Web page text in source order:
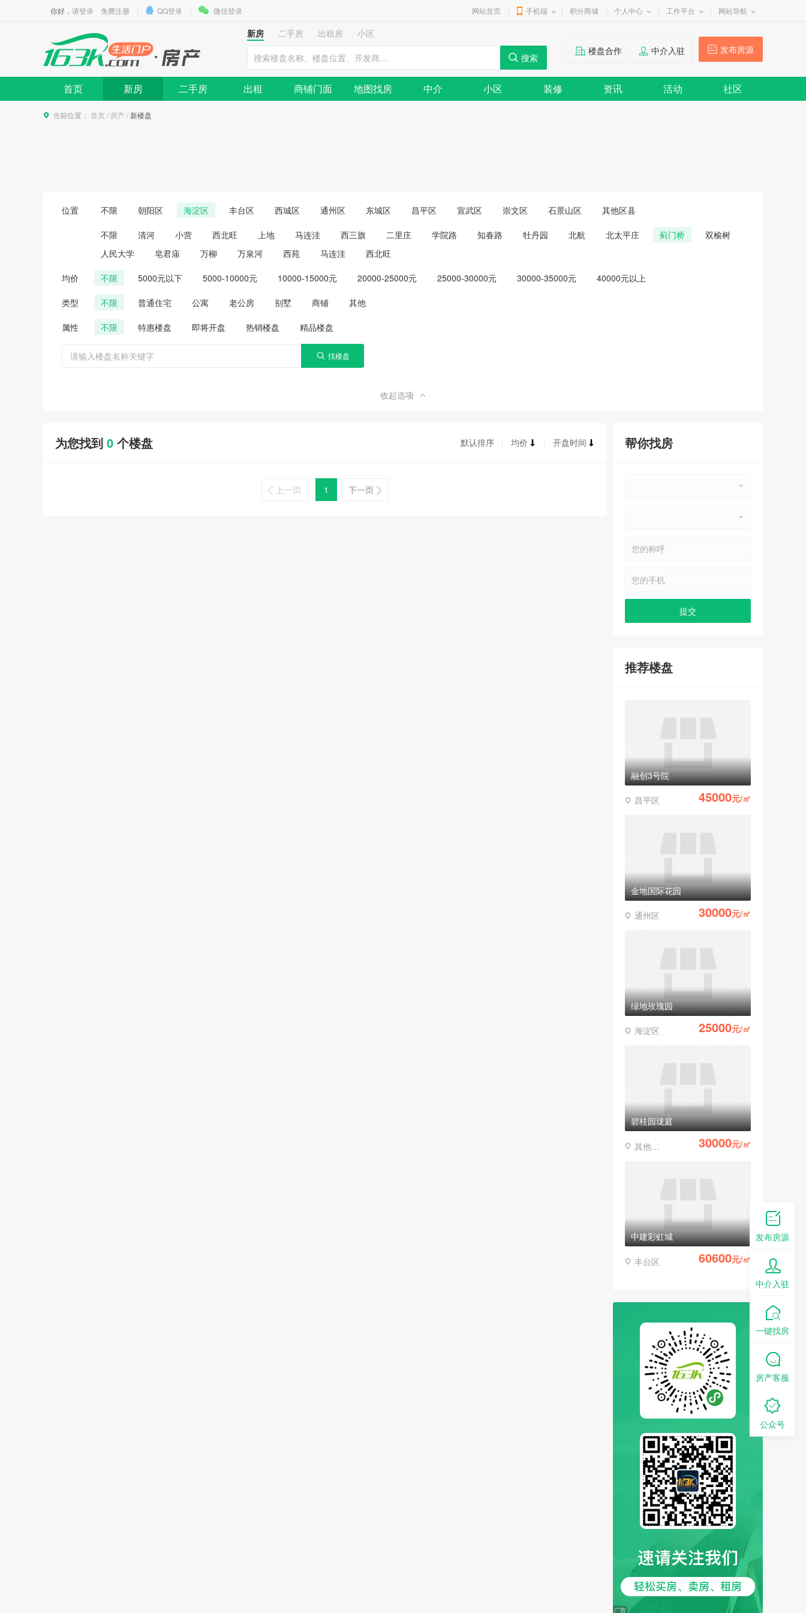
你好， 请登录 免费注册 QQ登录 微信登录 网站首页 手机端 积分商城 个人中心 工作平台 网站导航
新房 二手房 出租房
小区
发布房源
楼盘合作 中介入驻
首页 新房 二手房 出租 商铺门面 地图找房 中介 小区 装修 资讯 活动 社区
当前位置： 首页 / 房产/ 新楼盘
位置 不限 朝阳区 海淀区 丰台区 西城区 通州区 东城区 昌平区 宣武区 崇文区 石景山区 其他区县
不限 清河 小营 西北旺 上地 马连洼 西三旗 二里庄 学院路 知春路 牡丹园 北航 北太平庄 蓟门桥
双榆树
人民大学
皂君庙 万柳 万泉河 西苑 马连洼 西北旺
均价 不限 5000元以下 5000-10000元 10000-15000元 20000-25000元 25000-30000元 30000-35000元 40000元以上
类型 不限 普通住宅 公寓 老公房 别墅 商铺 其他
属性 不限 特惠楼盘 即将开盘 热销楼盘 精品楼盘
收起选项
默认排序 均价 开盘时间
为您找到 0 个楼盘
1
帮你找房
推荐楼盘
融创3号院
昌平区 45000元/㎡
金地国际花园
通州区 30000元/㎡
绿地玫瑰园
海淀区 25000元/㎡
碧桂园珑庭
其他区县 30000元/㎡
中建彩虹城
丰台区 60600元/㎡
发布房源
中介入驻
一键找房
房产客服
公众号